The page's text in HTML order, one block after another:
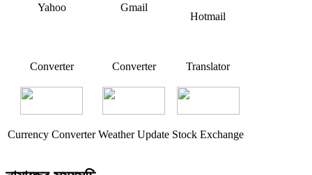
Yahoo Gmail
Hotmail
Converter Converter Translator
Currency Converter Weather Update Stock Exchange